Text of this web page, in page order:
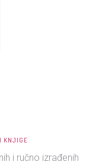
KNJIGE
i ručno izrađenih